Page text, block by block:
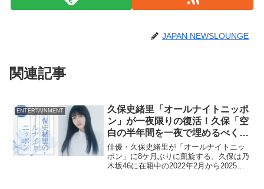
JAPAN NEWSLOUNGE
関連記事
ENTERTAINMENT
久保史緒里「オールナイトニッポ
ン」が一夜限りの復活！久保「空
白の半年間を一夜で埋めるべく喋
って喋って喋り倒したい…」
俳優・久保史緒里が「オールナイトニッ
ポン」に8ケ月ぶりに凱旋する。久保は乃
木坂46に在籍中の2022年2月から2025年